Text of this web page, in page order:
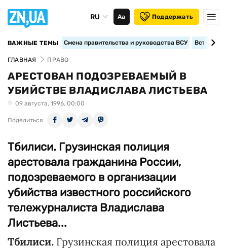
RU Аа Поддержать
ВАЖНЫЕ ТЕМЫ Смена правительства и руководства ВСУ
ГЛАВНАЯ ПРАВО
АРЕСТОВАН ПОДОЗРЕВАЕМЫЙ В
УБИЙСТВЕ ВЛАДИСЛАВА ЛИСТЬЕВА
09 августа, 1996, 00:00
Поделиться
Тбилиси. Грузинская полиция
арестовала гражданина России,
подозреваемого в организации
убийства известного российского
тележурналиста Владислава
Листьева...
Тбилиси. Грузинская полиция арестовала